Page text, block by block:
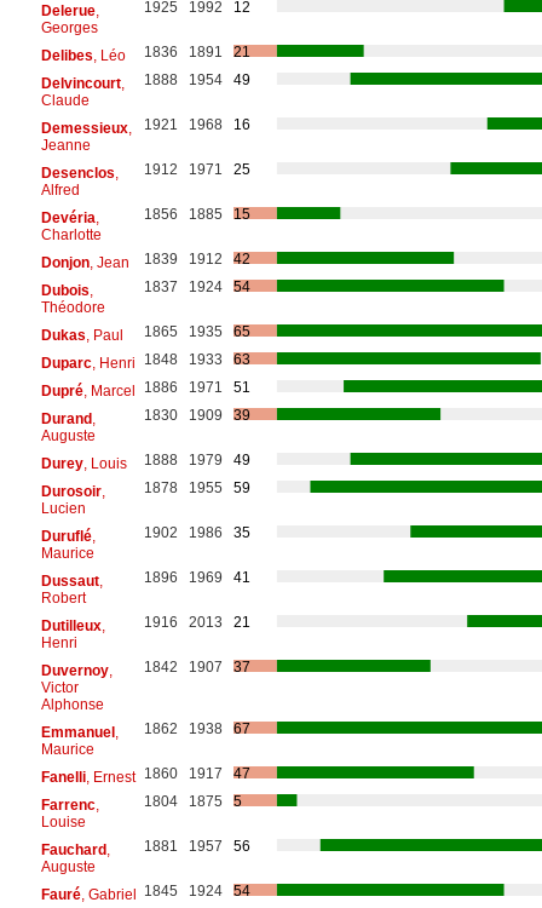
Delerue,
Georges
1925 1992 12
Delibes , Léo 1836 1891
21
Delvincourt,
Claude
1888 1954 49
Demessieux,
Jeanne
1921 1968 16
Desenclos
Alfred
1912 1971 25
Devéria
Charlotte
1856 1885 15
Donjon, Jean 1839 1912
42
Dubois
Théodore
1837 1924 54
Dukas , Paul 1865 1935
65
Duparc, Henri 1848 1933
63
Dupré, Marcel 1886 1971
51
Durand,
Auguste
1830 1909 39
Durey, Louis 1888 1979
49
Durosoir,
Lucien
1878 1955 59
Duruflé,
Maurice
1902 1986 35
Dussaut,
Robert
1896 1969 41
Dutilleux,
Henri
1916 2013 21
Duvernoy,
Victor
Alphonse
1842 1907 37
Emmanuel,
Maurice
1862 1938 67
Fanelli, Ernest 1860 1917
47
Farrenc,
Louise
1804 1875 5
Fauchard,
Auguste
1881 1957 56
Fauré, Gabriel 1845 1924
54